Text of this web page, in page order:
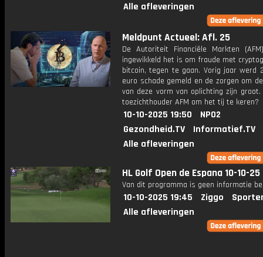
Alle afleveringen
Meldpunt Actueel: Afl. 25
De Autoriteit Financiële Markten
ingewikkeld het is om fraude met
bitcoin, tegen te gaan. Vorig jaar werd
euro schade gemeld en de zorgen om
van deze vorm van oplichting zijn
toezichthouder AFM om het tij te keren?
10-10-2025 19:50
NPO2
Gezondheid.TV
Informatief.TV
Alle afleveringen
HL Golf Open de Espana 10-10-25
Van dit programma is geen informatie
10-10-2025 19:45 Ziggo
Alle afleveringen